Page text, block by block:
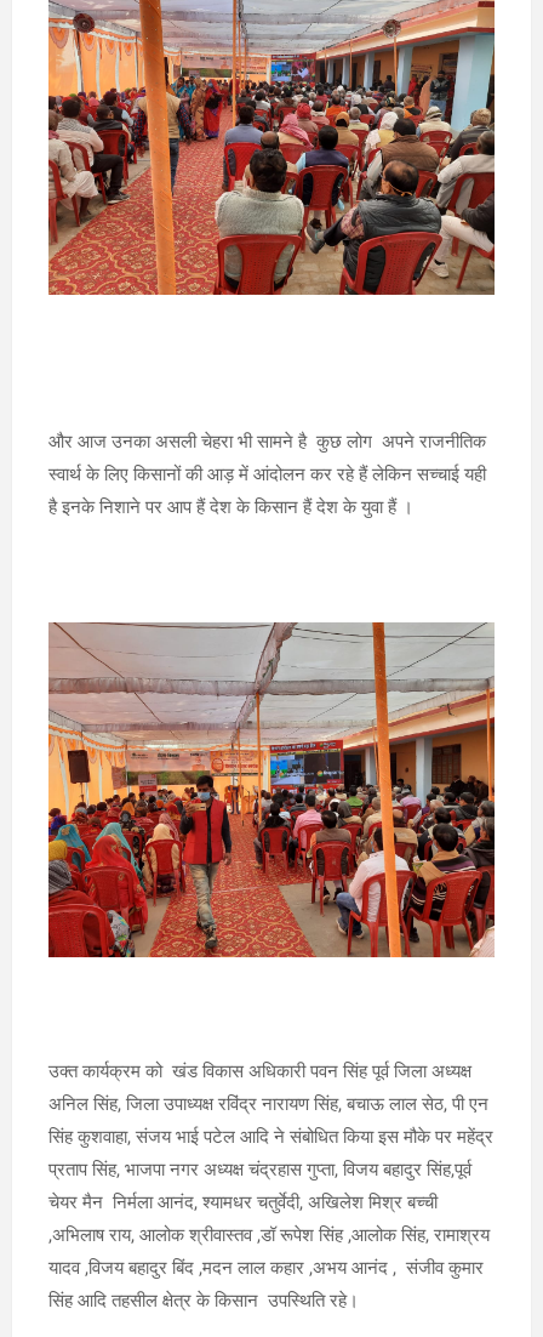
और आज उनका असली चेहरा भी सामने है कुछ लोग अपने राजनीतिक
स्वार्थ के लिए किसानों की आड़ में आंदोलन कर रहे हैं लेकिन सच्चाई यही
है इनके निशाने पर आप हैं देश के किसान हैं देश के युवा हैं ।
उक्त कार्यक्रम को खंड विकास अधिकारी पवन सिंह पूर्व जिला अध्यक्ष
अनिल सिंह, जिला उपाध्यक्ष रविंद्र नारायण सिंह, बचाऊ लाल सेठ, पी एन
सिंह कुशवाहा, संजय भाई पटेल आदि ने संबोधित किया इस मौके पर महेंद्र
प्रताप सिंह, भाजपा नगर अध्यक्ष चंद्रहास गुप्ता, विजय बहादुर सिंह,पूर्व
चेयर मैन निर्मला आनंद, श्यामधर चतुर्वेदी, अखिलेश मिश्र बच्ची
,अभिलाष राय, आलोक श्रीवास्तव ,डॉ रूपेश सिंह ,आलोक सिंह, रामाश्रय
यादव ,विजय बहादुर बिंद ,मदन लाल कहार ,अभय आनंद , संजीव कुमार
सिंह आदि तहसील क्षेत्र के किसान उपस्थिति रहे।